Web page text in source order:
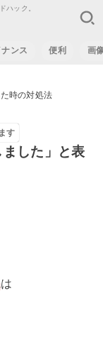
ハック。
ナンス 便利 画
時の対処法
す
した」と表
は